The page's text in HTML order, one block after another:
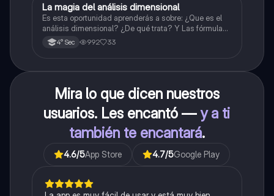
Física
La magia del análisis dimensional
Es esta oportunidad aprenderás a sobre: ¿Que es el
análisis dimensional? ¿De qué trata? Y Las fórmulas
de las magnitudes fundamentales y derivadas.
4° Sec 992 33
Mira lo que dicen nuestros
usuarios. Les encantó —y a ti
también te encantará.
4.6/5App Store 4.7/5Google Play